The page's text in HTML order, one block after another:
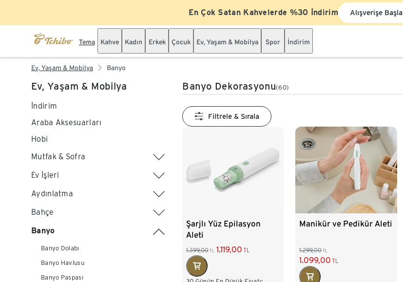
En Çok Satan Kahvelerde %30 İndirim Alışverişe Başla
Tema Kahve Kadın Erkek Çocuk Ev, Yaşam & Mobilya Spor İndirim
Ev, Yaşam & Mobilya Banyo
Ev, Yaşam & Mobilya
İndirim
Araba Aksesuarları
Hobi
Mutfak & Sofra
Ev İşleri
Aydınlatma
Bahçe
Banyo
Banyo Dolabı
Banyo Havlusu
Banyo Paspası
Banyo Dekorasyonu(60)
Filtrele & Sırala
Şarjlı Yüz Epilasyon
Aleti
1.399,00 TL 1.119,00 TL
Manikür ve Pedikür Aleti
1.299,00 TL
1.099,00 TL